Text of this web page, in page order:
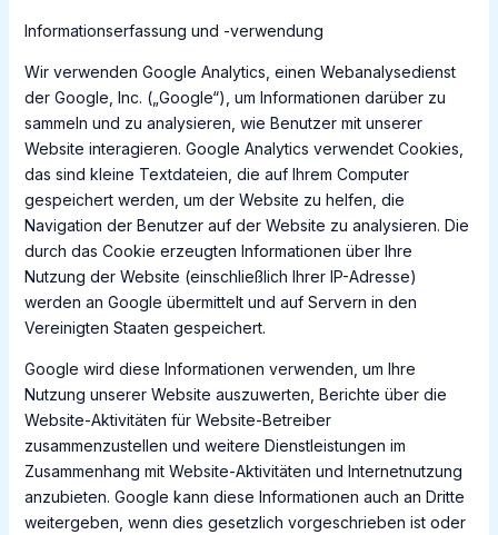
Informationserfassung und -verwendung
Wir verwenden Google Analytics, einen Webanalysedienst
der Google, Inc. („Google“), um Informationen darüber zu
sammeln und zu analysieren, wie Benutzer mit unserer
Website interagieren. Google Analytics verwendet Cookies,
das sind kleine Textdateien, die auf Ihrem Computer
gespeichert werden, um der Website zu helfen, die
Navigation der Benutzer auf der Website zu analysieren. Die
durch das Cookie erzeugten Informationen über Ihre
Nutzung der Website (einschließlich Ihrer IP-Adresse)
werden an Google übermittelt und auf Servern in den
Vereinigten Staaten gespeichert.
Google wird diese Informationen verwenden, um Ihre
Nutzung unserer Website auszuwerten, Berichte über die
Website-Aktivitäten für Website-Betreiber
zusammenzustellen und weitere Dienstleistungen im
Zusammenhang mit Website-Aktivitäten und Internetnutzung
anzubieten. Google kann diese Informationen auch an Dritte
weitergeben, wenn dies gesetzlich vorgeschrieben ist oder